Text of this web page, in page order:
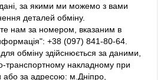
дані, за якими ми можемо з вами
деталей обміну.
нам за номером, вказаним в
+38 (097) 841-80-64.
обміну здійснюється за даними,
транспортному накладному при
або за адресою: м.Дніпро,